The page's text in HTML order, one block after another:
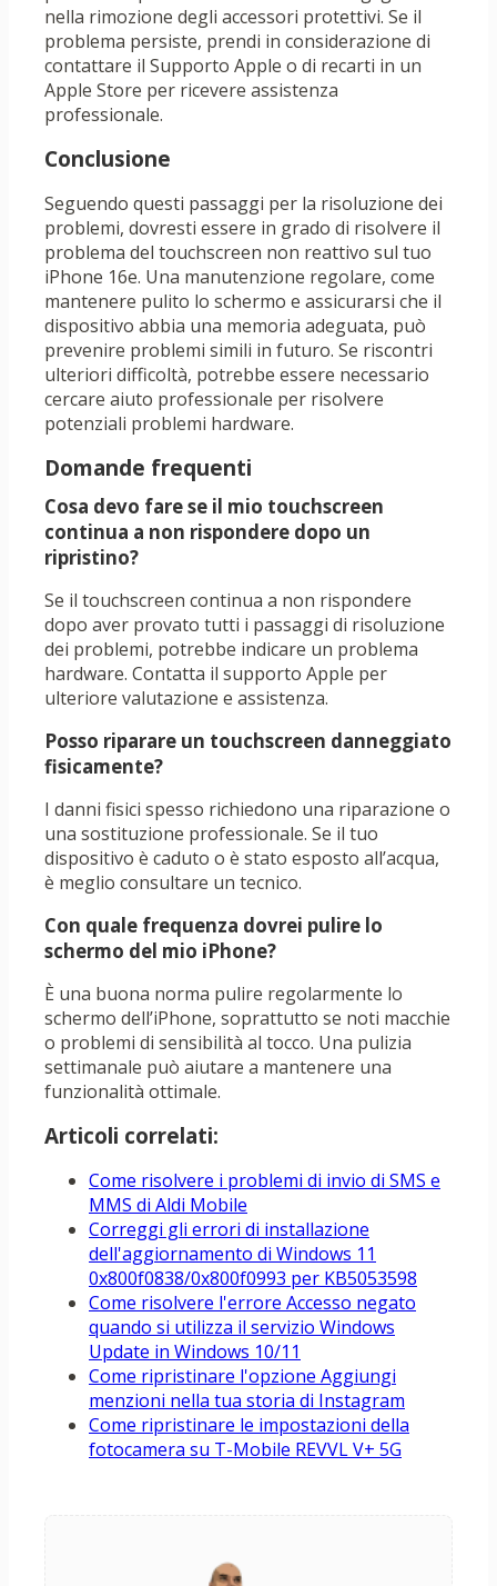
nella rimozione degli accessori protettivi. Se il
problema persiste, prendi in considerazione di
contattare il Supporto Apple o di recarti in un
Apple Store per ricevere assistenza
professionale.
Conclusione
Seguendo questi passaggi per la risoluzione dei
problemi, dovresti essere in grado di risolvere il
problema del touchscreen non reattivo sul tuo
iPhone 16e. Una manutenzione regolare, come
mantenere pulito lo schermo e assicurarsi che il
dispositivo abbia una memoria adeguata, può
prevenire problemi simili in futuro. Se riscontri
ulteriori difficoltà, potrebbe essere necessario
cercare aiuto professionale per risolvere
potenziali problemi hardware.
Domande frequenti
Cosa devo fare se il mio touchscreen
continua a non rispondere dopo un
ripristino?
Se il touchscreen continua a non rispondere
dopo aver provato tutti i passaggi di risoluzione
dei problemi, potrebbe indicare un problema
hardware. Contatta il supporto Apple per
ulteriore valutazione e assistenza.
Posso riparare un touchscreen danneggiato
fisicamente?
I danni fisici spesso richiedono una riparazione o
una sostituzione professionale. Se il tuo
dispositivo è caduto o è stato esposto all’acqua,
è meglio consultare un tecnico.
Con quale frequenza dovrei pulire lo
schermo del mio iPhone?
È una buona norma pulire regolarmente lo
schermo dell’iPhone, soprattutto se noti macchie
o problemi di sensibilità al tocco. Una pulizia
settimanale può aiutare a mantenere una
funzionalità ottimale.
Articoli correlati:
Come risolvere i problemi di invio di SMS e
MMS di Aldi Mobile
Correggi gli errori di installazione
dell'aggiornamento di Windows 11
0x800f0838/0x800f0993 per KB5053598
Come risolvere l'errore Accesso negato
quando si utilizza il servizio Windows
Update in Windows 10/11
Come ripristinare l'opzione Aggiungi
menzioni nella tua storia di Instagram
Come ripristinare le impostazioni della
fotocamera su T-Mobile REVVL V+ 5G